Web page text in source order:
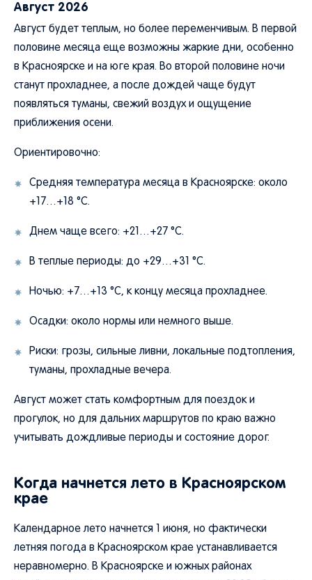
Август 2026
Август будет теплым, но более переменчивым. В первой
половине месяца еще возможны жаркие дни, особенно
в Красноярске и на юге края. Во второй половине ночи
станут прохладнее, а после дождей чаще будут
появляться туманы, свежий воздух и ощущение
приближения осени.
Ориентировочно:
Средняя температура месяца в Красноярске: около
+17…+18 °C.
Днем чаще всего: +21…+27 °C.
В теплые периоды: до +29…+31 °C.
Ночью: +7…+13 °C, к концу месяца прохладнее.
Осадки: около нормы или немного выше.
Риски: грозы, сильные ливни, локальные подтопления,
туманы, прохладные вечера.
Август может стать комфортным для поездок и
прогулок, но для дальних маршрутов по краю важно
учитывать дождливые периоды и состояние дорог.
Когда начнется лето в Красноярском
крае
Календарное лето начнется 1 июня, но фактически
летняя погода в Красноярском крае устанавливается
неравномерно. В Красноярске и южных районах